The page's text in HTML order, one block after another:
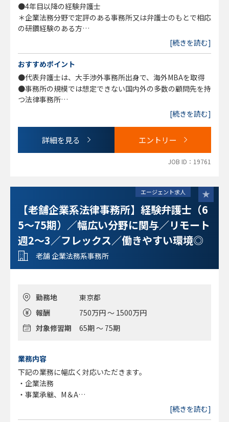
●4年目以降の経験弁護士
＊企業法務分野で定評のある事務所又は弁護士のもとで相応
の研鑽経験のある方
＊家族の関係等で時間制約のある方（企業法務分野のスキル
→ 企業法務分野における十分なスキル・経験をお持ちの方
であれば、勤務条件についても柔軟に検討したいと考えてお
ります。
フルリモート勤務や完全フレックスタイム制での勤務は難し
いものの、ご家庭の事情等による一定の時間的制約について
は、面談時にご相談のうえ、可能な限りご希望を尊重できれ
ばと存じます。
[続きを読む]
おすすめポイント
●代表弁護士は、大手渉外事務所出身で、海外MBAを取得
●事務所の規模では想定できない国内外の多数の顧問先を持
つ法律事務所
●若手（企業法務分野に積極的に取組む意欲とマインドのあ
る方）～修習期相応の企業法務経験を有する中堅弁護士や即
●ご家族の関係等で時間に制約のある方（企業法務分野のス
キルと経験がある方）も歓迎、ご相談ください
[続きを読む]
詳細を見る エントリー
JOB ID：19761
エージェント求人
【老舗企業系法律事務所】経験弁護士（6
5～75期）／幅広い分野に関与／リモート
週2～3／フレックス／働きやすい環境◎
老舗 企業法務系事務所
勤務地
東京都
報酬
750万円 ～ 1500万円
対象修習期
65期 ～ 75期
業務内容
下記の業務に幅広く対応いただきます。
・企業法務
・事業承継、M＆A
[続きを読む]